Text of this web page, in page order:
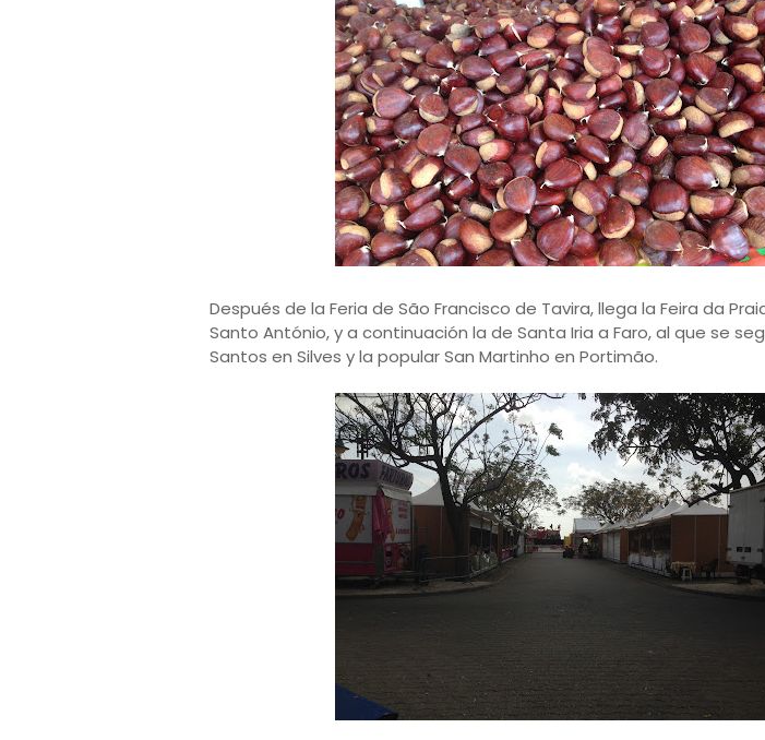
Después de la Feria de São Francisco de Tavira, llega la Feira da
Santo António, y a continuación la de Santa Iria a Faro, al que se
Santos en Silves y la popular San Martinho en Portimão.